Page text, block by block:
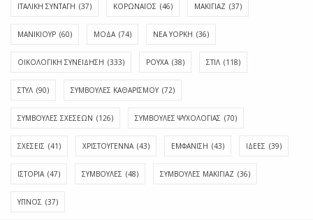
ΙΤΑΛΙΚΗ ΣΥΝΤΑΓΗ (37) ΚΟΡΩΝΑΪΟΣ (46) ΜΑΚΙΓΙΑΖ (37)
ΜΑΝΙΚΙΟΥΡ (60) ΜΟΔΑ (74) ΝΕΑ ΥΟΡΚΗ (36)
ΟΙΚΟΛΟΓΙΚΗ ΣΥΝΕΙΔΗΣΗ (333) ΡΟΥΧΑ (38) ΣΤΙΛ (118)
ΣΤΥΛ (90) ΣΥΜΒΟΥΛΕΣ ΚΑΘΑΡΙΣΜΟΥ (72)
ΣΥΜΒΟΥΛΕΣ ΣΧΕΣΕΩΝ (126) ΣΥΜΒΟΥΛΕΣ ΨΥΧΟΛΟΓΙΑΣ (70)
ΣΧΕΣΕΙΣ (41) ΧΡΙΣΤΟΥΓΕΝΝΑ (43) ΕΜΦΆΝΙΣΗ (43) ΙΔΈΕΣ (39)
ΙΣΤΟΡΊΑ (47) ΣΥΜΒΟΥΛΈΣ (48) ΣΥΜΒΟΥΛΈΣ ΜΑΚΙΓΙΆΖ (36)
ΎΠΝΟΣ (37)